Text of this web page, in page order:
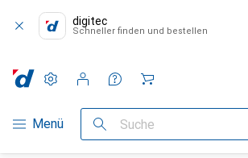
digitec
Schneller finden und bestellen
Navigation nach Kategorien
Menü Suche
Einstellungen
Kundenkonto
Vergleichslisten
Merklisten
Warenkorb